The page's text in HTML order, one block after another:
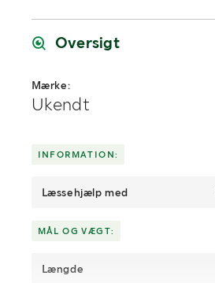
Oversigt
Mærke:
Ukendt
INFORMATION:
Læssehjælp med
MÅL OG VÆGT:
Længde